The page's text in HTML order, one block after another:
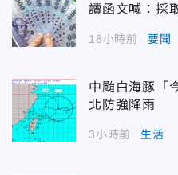
讀函文喊：採
18小時前 要聞
中颱白海豚「
北防強降雨
3小時前 生活